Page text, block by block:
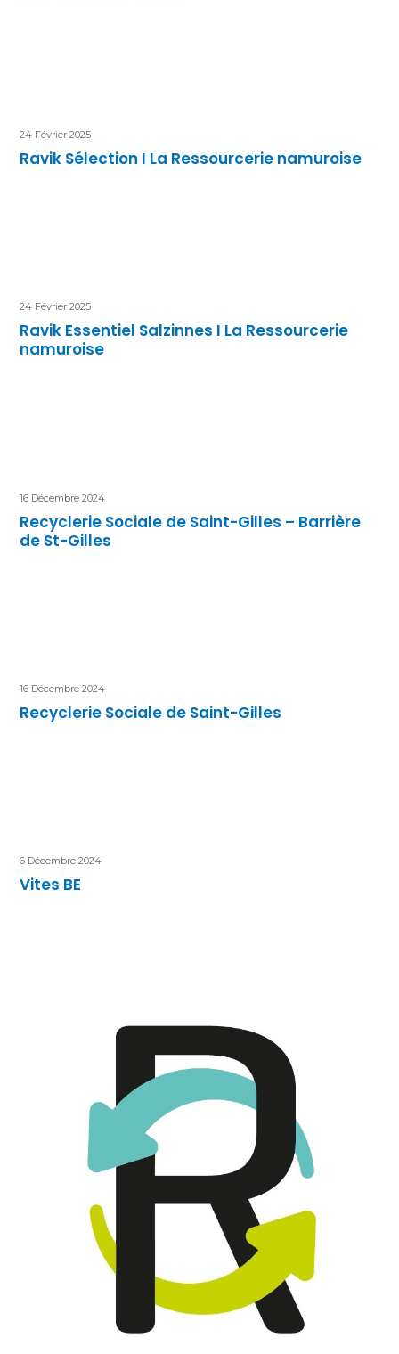
24 Février 2025
Ravik Sélection I La Ressourcerie namuroise
24 Février 2025
Ravik Essentiel Salzinnes I La Ressourcerie
namuroise
16 Décembre 2024
Recyclerie Sociale de Saint-Gilles – Barrière
de St-Gilles
16 Décembre 2024
Recyclerie Sociale de Saint-Gilles
6 Décembre 2024
Vites BE